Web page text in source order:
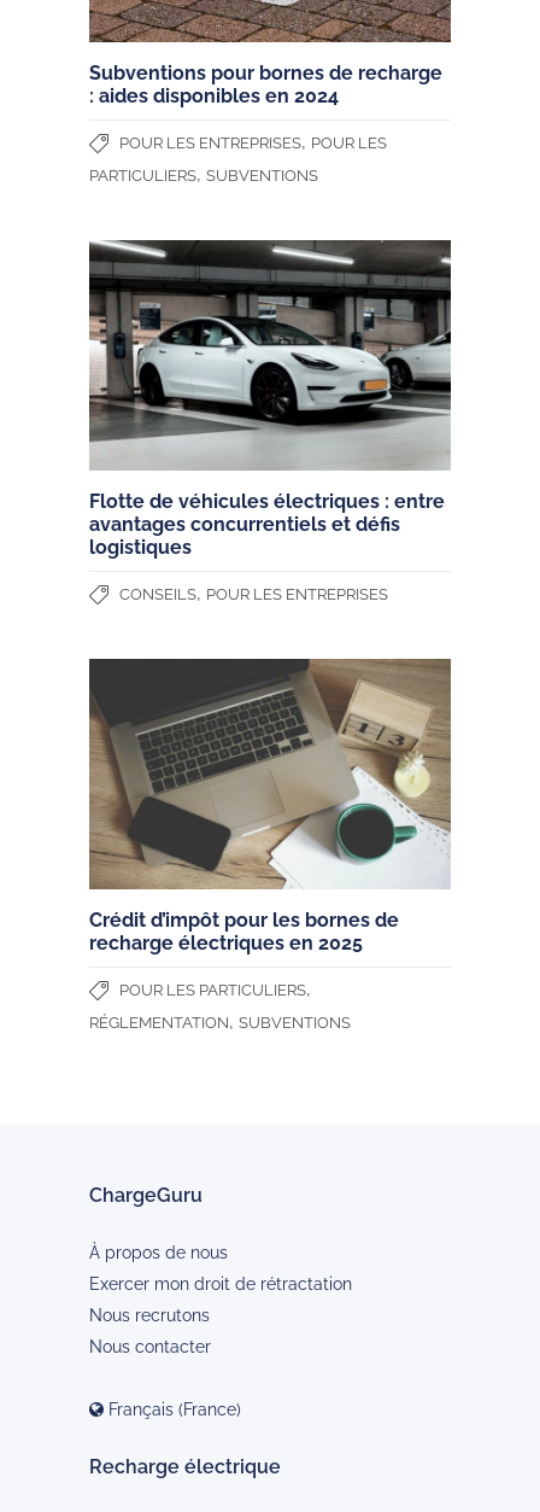
Subventions pour bornes de recharge
: aides disponibles en 2024
POUR LES ENTREPRISES, POUR LES
PARTICULIERS, SUBVENTIONS
Flotte de véhicules électriques : entre
avantages concurrentiels et défis
logistiques
CONSEILS, POUR LES ENTREPRISES
Crédit d’impôt pour les bornes de
recharge électriques en 2025
POUR LES PARTICULIERS,
RÉGLEMENTATION, SUBVENTIONS
ChargeGuru
À propos de nous
Exercer mon droit de rétractation
Nous recrutons
Nous contacter
Français (France)
Recharge électrique